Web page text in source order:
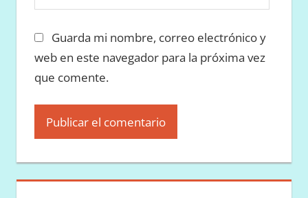
Guarda mi nombre, correo electrónico y
web en este navegador para la próxima vez
que comente.